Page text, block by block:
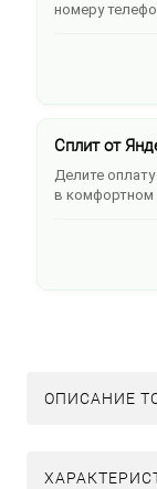
номеру
Сплит от
Делите оплату
в комфортном
ОПИСАНИЕ